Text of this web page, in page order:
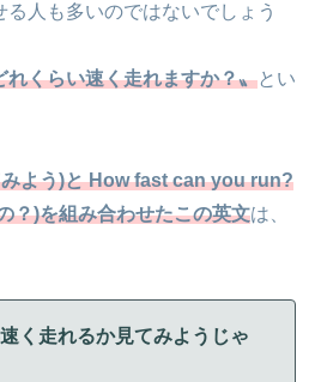
人も多いのではないでしょう
れくらい速く走れますか？〟とい
みよう)と How fast can you run?
？)を組み合わせたこの英文は、
く走れるか見てみようじゃ